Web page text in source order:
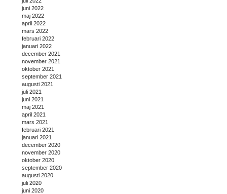
juni 2022
maj 2022
april 2022
mars 2022
februari 2022
januari 2022
december 2021
november 2021
oktober 2021
september 2021
augusti 2021
juli 2021
juni 2021
maj 2021
april 2021
mars 2021
februari 2021
januari 2021
december 2020
november 2020
oktober 2020
september 2020
augusti 2020
juli 2020
juni 2020